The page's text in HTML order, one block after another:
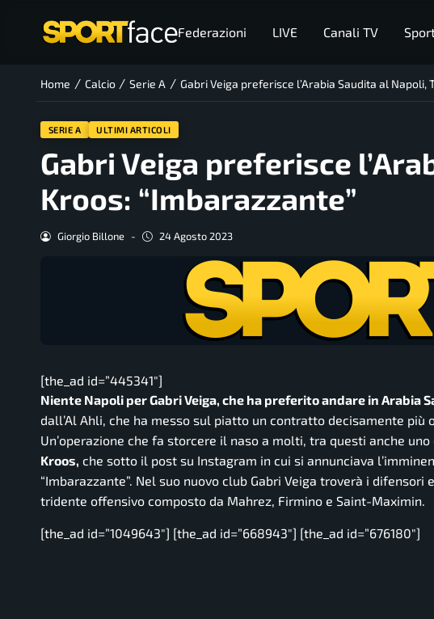
Federazioni LIVE Canali TV
Home / Calcio / Serie A / Gabri Veiga preferisce l’Arabia Saudita al Napoli,
SERIE A ULTIMI ARTICOLI
Gabri Veiga preferisce
Kroos: “Imbarazzante”
Giorgio Billone - 24 Agosto 2023
[the_ad id=”445341″]
Niente Napoli per Gabri Veiga, che ha preferito andare in Arabia
dall’Al Ahli, che ha messo sul piatto un contratto decisamente
Un’operazione che fa storcere il naso a molti, tra questi anche
Kroos, che sotto il post su Instagram in cui si annunciava
“Imbarazzante”. Nel suo nuovo club Gabri Veiga troverà i difensori
tridente offensivo composto da Mahrez, Firmino e Saint-Maximin.
[the_ad id=”1049643″] [the_ad id=”668943″] [the_ad id=”676180″]